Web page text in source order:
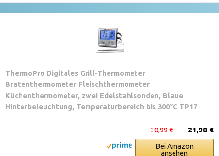
ThermoPro Digitales Grill-Thermometer
Bratenthermometer Fleischthermometer
Küchenthermometer, zwei Edelstahlsonden, Blaue
Hinterbeleuchtung, Temperaturbereich bis 300°C TP17
21,98 €
30,99 €
Bei Amazon
ansehen